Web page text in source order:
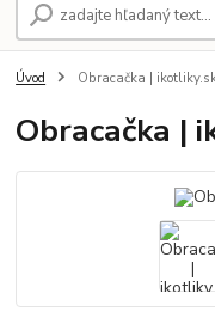
Úvod Obracačka |
Obracačka |